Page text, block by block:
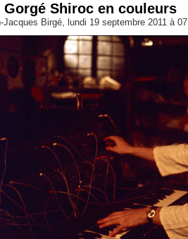
Gorgé Shiroc en couleurs
Jacques Birgé, lundi 19 septembre 2011 à